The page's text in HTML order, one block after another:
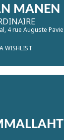
MANEN
, 4 rue Auguste Pavie
WISHLIST